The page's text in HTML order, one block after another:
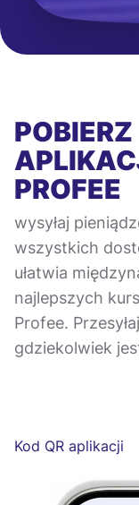
POBIERZ
PROFEE
wysyłaj
wszystkich
ułatwia
najlepszych
Profee.
gdziekolwiek
Kod QR aplikacji